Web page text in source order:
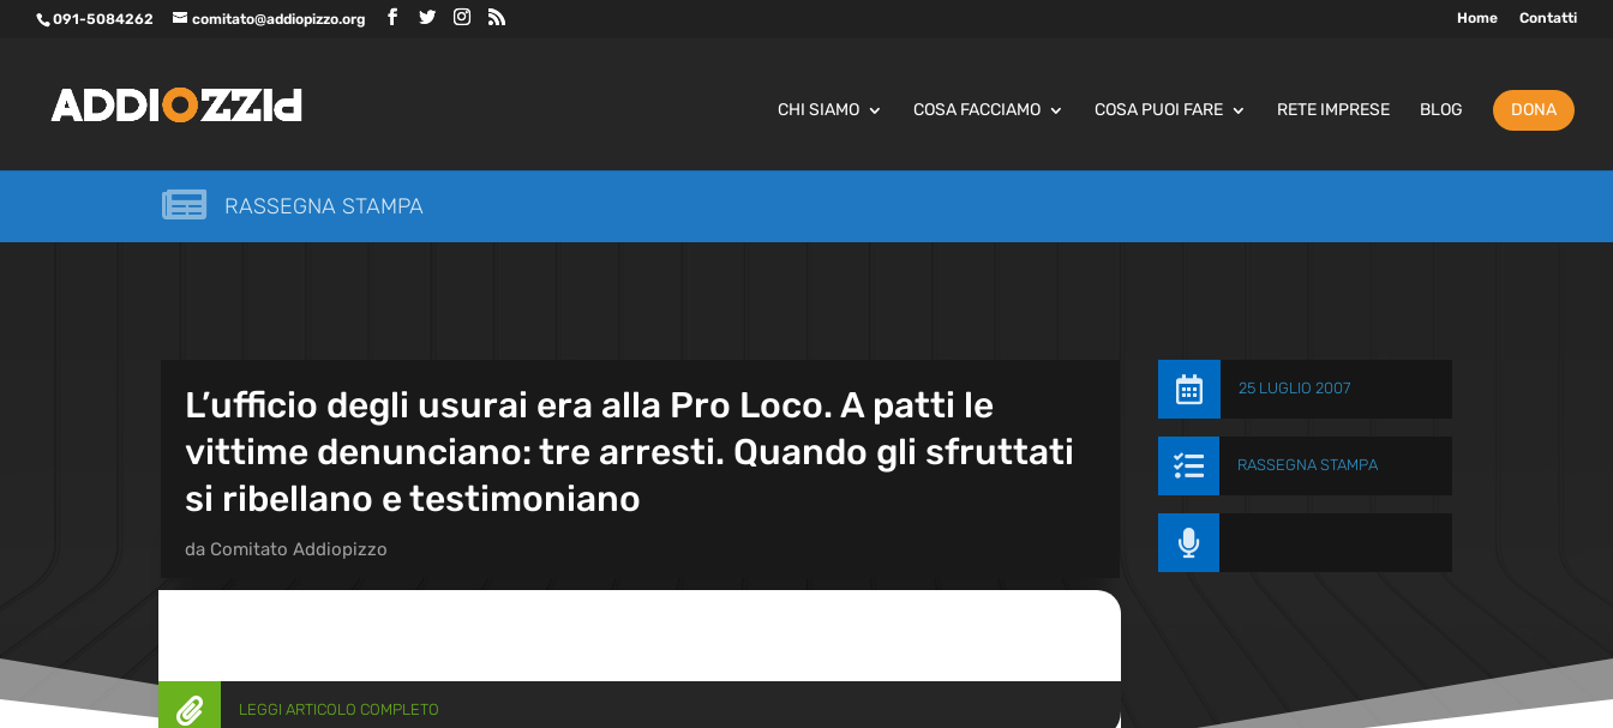
091-5084262 comitato@addiopizzo.org Home Contatti
CHI SIAMO COSA FACCIAMO COSA PUOI FARE RETE IMPRESE BLOG DONA
 RASSEGNA STAMPA
L’ufficio degli usurai era alla Pro Loco. A patti le
vittime denunciano: tre arresti. Quando gli sfruttati
si ribellano e testimoniano
da Comitato Addiopizzo
 25 LUGLIO 2007
 RASSEGNA STAMPA

 LEGGI ARTICOLO COMPLETO